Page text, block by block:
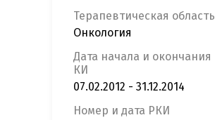
Терапевтическая область
Онкология
Дата начала и окончания
КИ
07.02.2012 - 31.12.2014
Номер и дата РКИ